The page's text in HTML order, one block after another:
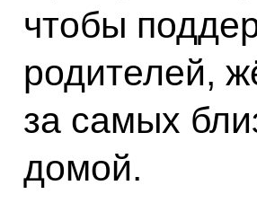
чтобы
родителей,
за самых
домой.